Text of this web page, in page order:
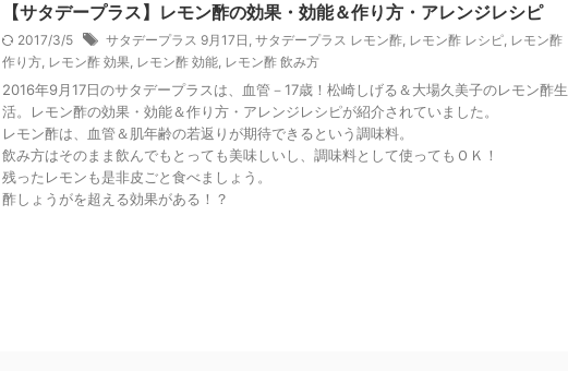
【サタデープラス】レモン酢の効果・効能＆作り方・アレンジレシピ
2017/3/5 サタデープラス 9月17日 , サタデープラス レモン酢, レモン酢 レシピ, レモン酢
作り方, レモン酢 効果, レモン酢 効能, レモン酢 飲み方
2016年9月17日のサタデープラスは、血管－17歳！松崎しげる＆大場久美子のレモン酢生
活。レモン酢の効果・効能＆作り方・アレンジレシピが紹介されていました。
レモン酢は、血管＆肌年齢の若返りが期待できるという調味料。
飲み方はそのまま飲んでもとっても美味しいし、調味料として使ってもＯＫ！
残ったレモンも是非皮ごと食べましょう。
酢しょうがを超える効果がある！？